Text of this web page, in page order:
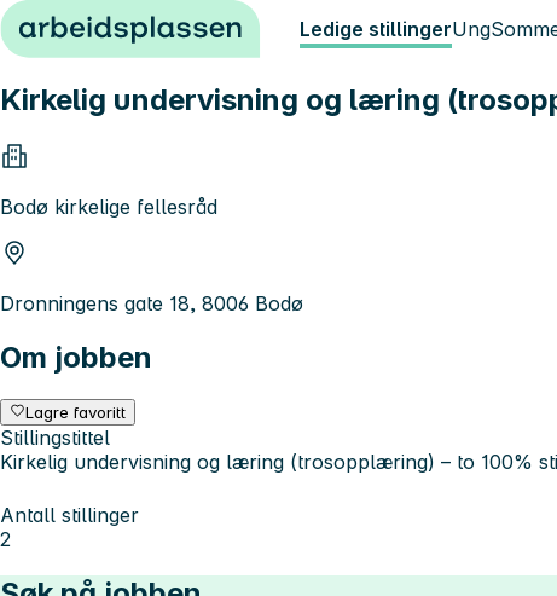
Hopp til innhold Ledige stillingerUng
Kirkelig undervisning og læring
Bodø kirkelige fellesråd
Dronningens gate 18, 8006 Bodø
Om jobben
Lagre favoritt
Stillingstittel
Kirkelig undervisning og læring (trosopplæring) – to 100%
Antall stillinger
2